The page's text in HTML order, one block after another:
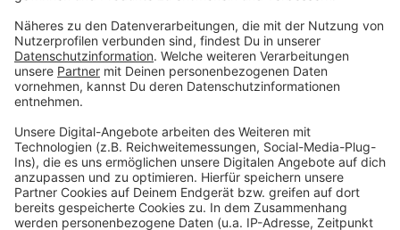
Die beiden Brüder Dominik und Florian Wagner stehen
am Samstag in Rheinberg in der Stadthalle auf der
Bühne. Die beiden Berliner bilden zusammen das
Kabarett-Duo "Ass-Dur". Die beide machen sowohl
Comedy als auch Musik und wenn sich beides
vermischt kann es auch schon mal zu
Neuinterpretationen der Weihnachtsklassiker "Jingle
Bells" und "Last Christmas" kommen. Los geht es um
20 Uhr, im Vorverkauf kosten die Karten 21 Euro und an